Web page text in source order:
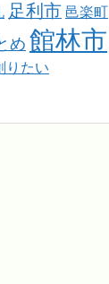
足利市 邑楽町
め 館林市
りたい